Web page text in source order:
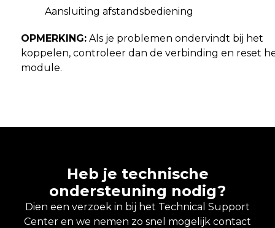
Aansluiting afstandsbediening
OPMERKING: Als je problemen ondervindt bij het
koppelen, controleer dan de verbinding en reset
module.
Heb je technische
ondersteuning nodig?
Dien een verzoek in bij het Technical Support
Center en we nemen zo snel mogelijk contact